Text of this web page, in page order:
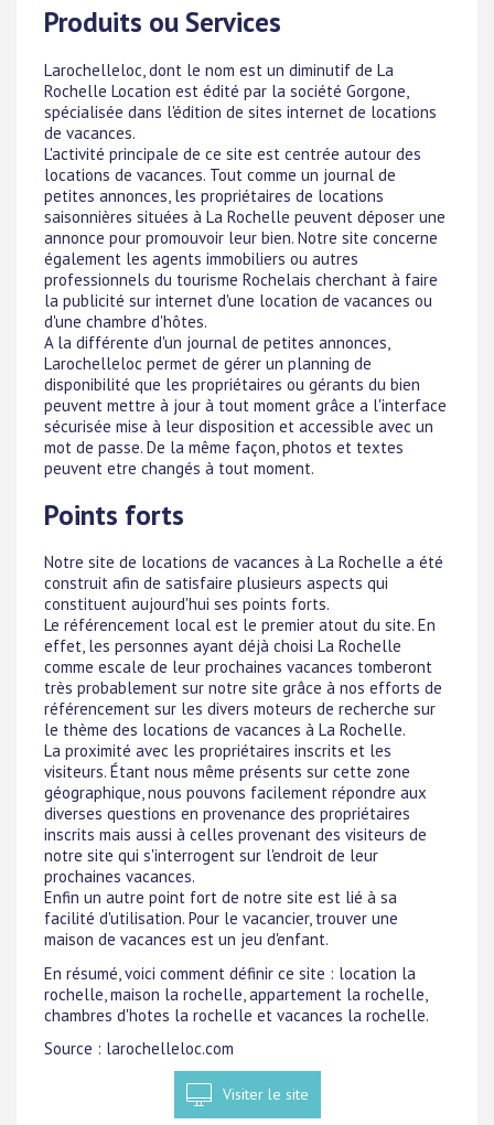
Produits ou Services
Larochelleloc, dont le nom est un diminutif de La
Rochelle Location est édité par la société Gorgone,
spécialisée dans l'édition de sites internet de locations
de vacances.
L'activité principale de ce site est centrée autour des
locations de vacances. Tout comme un journal de
petites annonces, les propriétaires de locations
saisonnières situées à La Rochelle peuvent déposer une
annonce pour promouvoir leur bien. Notre site concerne
également les agents immobiliers ou autres
professionnels du tourisme Rochelais cherchant à faire
la publicité sur internet d'une location de vacances ou
d'une chambre d'hôtes.
A la différente d'un journal de petites annonces,
Larochelleloc permet de gérer un planning de
disponibilité que les propriétaires ou gérants du bien
peuvent mettre à jour à tout moment grâce a l'interface
sécurisée mise à leur disposition et accessible avec un
mot de passe. De la même façon, photos et textes
peuvent etre changés à tout moment.
Points forts
Notre site de locations de vacances à La Rochelle a été
construit afin de satisfaire plusieurs aspects qui
constituent aujourd'hui ses points forts.
Le référencement local est le premier atout du site. En
effet, les personnes ayant déjà choisi La Rochelle
comme escale de leur prochaines vacances tomberont
très probablement sur notre site grâce à nos efforts de
référencement sur les divers moteurs de recherche sur
le thème des locations de vacances à La Rochelle.
La proximité avec les propriétaires inscrits et les
visiteurs. Étant nous même présents sur cette zone
géographique, nous pouvons facilement répondre aux
diverses questions en provenance des propriétaires
inscrits mais aussi à celles provenant des visiteurs de
notre site qui s'interrogent sur l'endroit de leur
prochaines vacances.
Enfin un autre point fort de notre site est lié à sa
facilité d'utilisation. Pour le vacancier, trouver une
maison de vacances est un jeu d'enfant.
En résumé, voici comment définir ce site : location la
rochelle, maison la rochelle, appartement la rochelle,
chambres d'hotes la rochelle et vacances la rochelle.
Source : larochelleloc.com
Visiter le site